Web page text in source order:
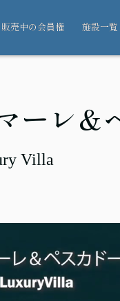
販売中の会員権 施設一覧
ーレ＆
Villa